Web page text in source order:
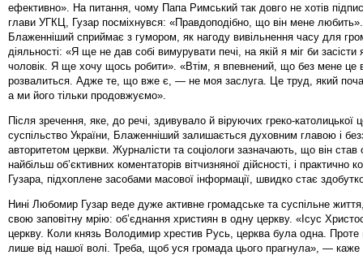
ефективно». На питання, чому Папа Римський так довго не хотів
глави УГКЦ, Гузар посміхнувся: «Правдоподібно, що він мене
Блаженніший сприймає з гумором, як нагоду вивільнення часу для
діяльності: «Я ще не дав собі вимурувати печі, на якій я міг би засісти
чоловік. Я ще хочу щось робити». «Втім, я впевнений, що без мене це
розвалиться. Адже те, що вже є, — не моя заслуга. Це труд, який
а ми його тільки продовжуємо».
Після зречення, яке, до речі, здивувало й віруючих греко-католицької
суспільство України, Блаженніший залишається духовним главою і
авторитетом церкви. Журналісти та соціологи зазначають, що він став
найбільш об’єктивних коментаторів вітчизняної дійсності, і практично
Гузара, підхоплене засобами масової інформації, швидко стає
Нині Любомир Гузар веде дуже активне громадське та суспільне
свою заповітну мрію: об’єднання християн в одну церкву. «Ісус
церкву. Коли князь Володимир хрестив Русь, церква була одна. Проте
лише від нашої волі. Треба, щоб уся громада цього прагнула», — каже